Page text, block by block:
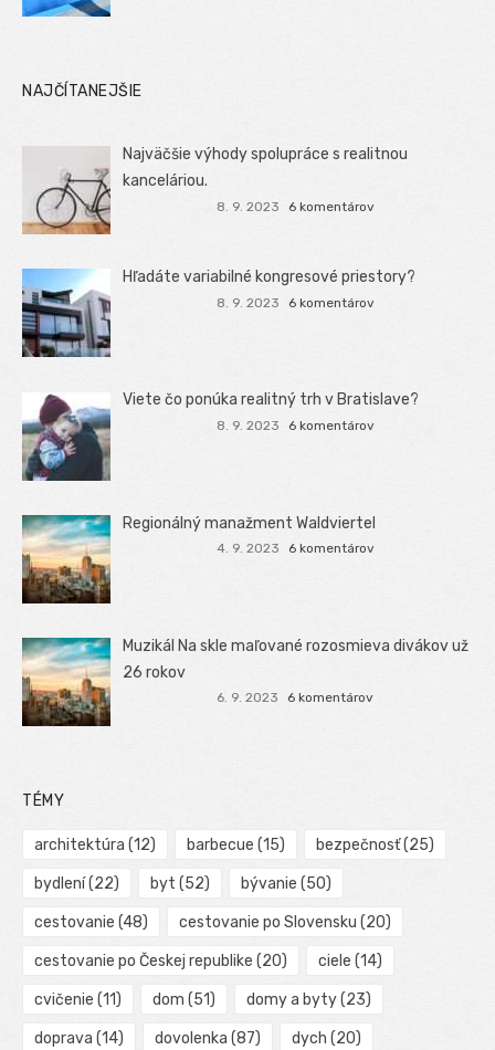
NAJČÍTANEJŠIE
Najväčšie výhody spolupráce s realitnou
kanceláriou.
8. 9. 2023 6 komentárov
Hľadáte variabilné kongresové priestory?
8. 9. 2023 6 komentárov
Viete čo ponúka realitný trh v Bratislave?
8. 9. 2023 6 komentárov
Regionálný manažment Waldviertel
4. 9. 2023 6 komentárov
Muzikál Na skle maľované rozosmieva divákov už
26 rokov
6. 9. 2023 6 komentárov
TÉMY
architektúra (12) barbecue (15) bezpečnosť(25)
bydlení(22) byt (52) bývanie (50)
cestovanie (48) cestovanie po Slovensku (20)
cestovanie po Českej republike (20) ciele (14)
cvičenie (11) dom (51) domy a byty(23)
doprava (14) dovolenka (87) dych (20)